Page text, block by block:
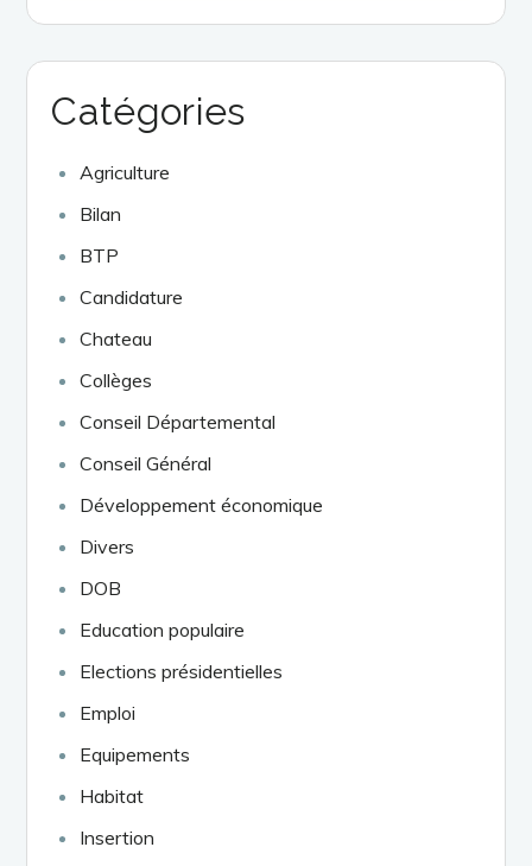
Catégories
Agriculture
Bilan
BTP
Candidature
Chateau
Collèges
Conseil Départemental
Conseil Général
Développement économique
Divers
DOB
Education populaire
Elections présidentielles
Emploi
Equipements
Habitat
Insertion